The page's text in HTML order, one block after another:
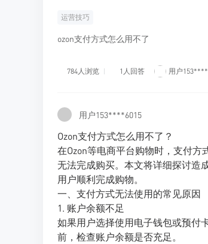
运营技巧
ozon支付方式怎么用不了
784人浏览 1人回答 用户
用户153****6015
Ozon支付方式怎么用不了？
在Ozon等电商平台购物时，支付
无法完成购买。本文将详细探讨造
用户顺利完成购物。
一、支付方式无法使用的常见原因
1. 账户余额不足
如果用户选择使用电子钱包或预付
前，检查账户余额是否充足。